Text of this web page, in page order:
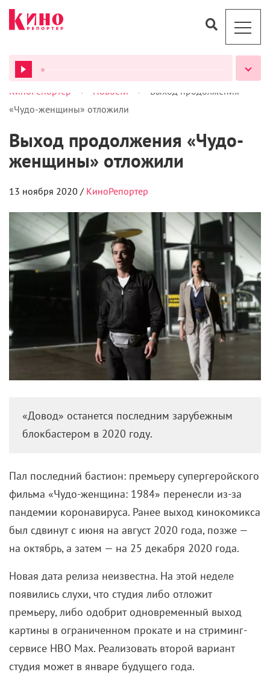
ВСЕ ПОДКАСТЫ
КиноРепортер > Новости >
Выход продолжения
«Чудо-женщины» отложили
Выход продолжения «Чудо-
женщины» отложили
13 ноября 2020 / КиноРепортер
«Довод» останется последним зарубежным
блокбастером в 2020 году.
Пал последний бастион: премьеру супергеройского
фильма «Чудо-женщина: 1984» перенесли из-за
пандемии коронавируса. Ранее выход кинокомикса
был сдвинут с июня на август 2020 года, позже —
на октябрь, а затем — на 25 декабря 2020 года.
Новая дата релиза неизвестна. На этой неделе
появились слухи, что студия либо отложит
премьеру, либо одобрит одновременный выход
картины в ограниченном прокате и на стриминг-
сервисе НВО Max. Реализовать второй вариант
студия может в январе будущего года.